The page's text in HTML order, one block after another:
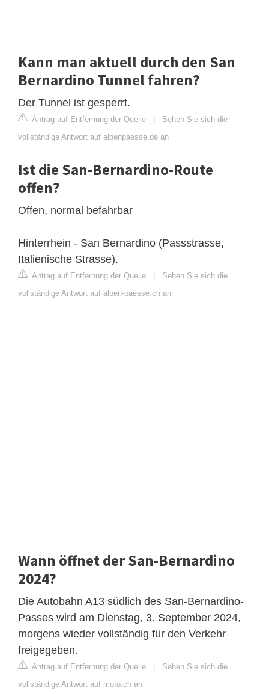
Kann man aktuell durch den San
Bernardino Tunnel fahren?
Der Tunnel ist gesperrt.
Antrag auf Entfernung der Quelle
Sehen Sie sich die
vollständige Antwort auf alpenpaesse.de an
Ist die San-Bernardino-Route
offen?
Offen, normal befahrbar
Hinterrhein - San Bernardino (Passstrasse,
Italienische Strasse).
Antrag auf Entfernung der Quelle
Sehen Sie sich die
vollständige Antwort auf alpen-paesse.ch an
Wann öffnet der San-Bernardino
2024?
Die Autobahn A13 südlich des San-Bernardino-
Passes wird am Dienstag, 3. September 2024,
morgens wieder vollständig für den Verkehr
freigegeben.
Antrag auf Entfernung der Quelle
Sehen Sie sich die
vollständige Antwort auf moto.ch an